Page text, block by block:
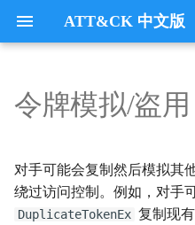
ATT&CK 中文版
始
搜
Tactics
收集
指挥与控制
凭证访问
令牌模拟/盗用
对手可能会复制然后模拟其
绕过访问控制。例如，对手
DuplicateTokenEx 复制现